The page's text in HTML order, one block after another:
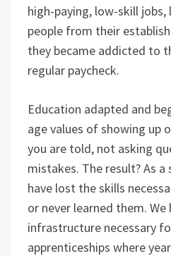
high-paying, low-skill
people from their
they became addicted to
regular paycheck.
Education adapted and
age values of showing up
you are told, not asking
mistakes. The result? As
have lost the skills
or never learned them.
infrastructure necessary
apprenticeships where